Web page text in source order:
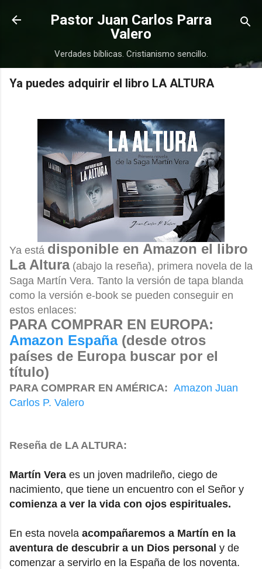
Ir al contenido principal
Pastor Juan Carlos Parra
Valero
Verdades bíblicas. Cristianismo sencillo.
Ya puedes adquirir el libro LA ALTURA
Ya está disponible en Amazon el libro
La Altura(abajo la reseña), primera novela de la
Saga Martín Vera. Tanto la versión de tapa blanda
como la versión e-book se pueden conseguir en
estos enlaces:
PARA COMPRAR EN EUROPA:
Amazon España(desde otros
países de Europa buscar por el
título)
PARA COMPRAR EN AMÉRICA: Amazon Juan
Carlos P. Valero
Reseña de LA ALTURA:
Martín Vera es un joven madrileño, ciego de
nacimiento, que tiene un encuentro con el Señor y
comienza a ver la vida con ojos espirituales.
En esta novela acompañaremos a Martín en la
aventura de descubrir a un Dios personal y de
comenzar a servirlo en la España de los noventa.
COMPRAR COMPRAR